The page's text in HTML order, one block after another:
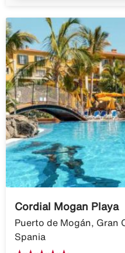
Cordial Mogan Playa
Puerto de Mogán, Gran
Spania